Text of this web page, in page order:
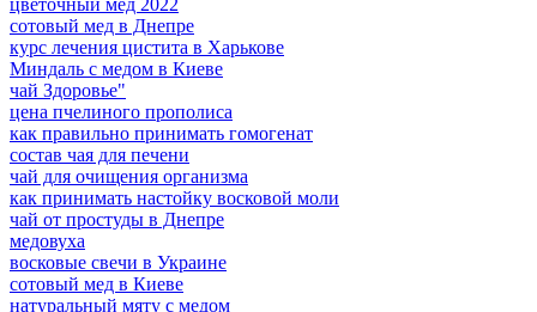
цветочный мед 2022
сотовый мед в Днепре
курс лечения цистита в Харькове
Миндаль с медом в Киеве
чай Здоровье"
цена пчелиного прополиса
как правильно принимать гомогенат
состав чая для печени
чай для очищения организма
как принимать настойку восковой моли
чай от простуды в Днепре
медовуха
восковые свечи в Украине
сотовый мед в Киеве
натуральный мяту с медом